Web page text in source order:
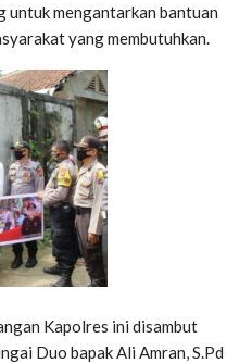
untuk mengantarkan bantuan
yang membutuhkan.⁣
Kapolres ini disambut
Duo bapak Ali Amran, S.Pd